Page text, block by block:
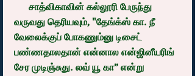
வருவது தெரியவும், "தேங்க்ஸ் கா. நீ
வேலைக்குப் போகணும்னு டிசைட்
பண்ணதாலதான் என்னால என்ஜினீயரிங்
சேர முடிஞ்சுது. லவ் யூ கா” என்று